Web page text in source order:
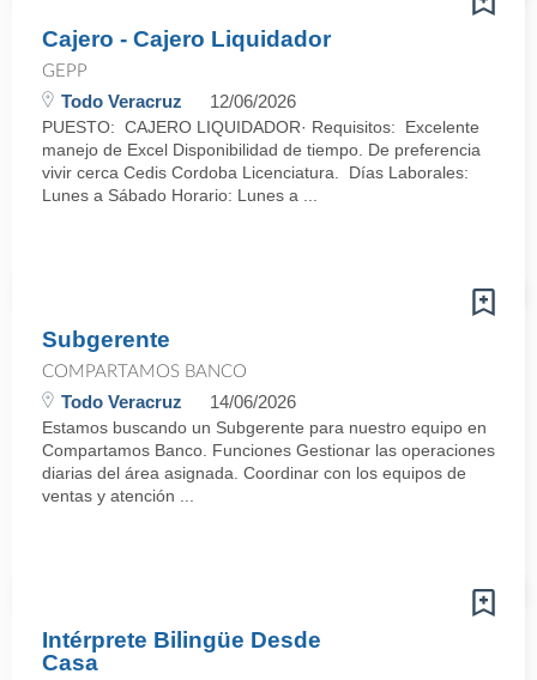
Cajero - Cajero Liquidador
GEPP
Todo Veracruz 12/06/2026
PUESTO: CAJERO LIQUIDADOR· Requisitos: Excelente
manejo de Excel Disponibilidad de tiempo. De preferencia
vivir cerca Cedis Cordoba Licenciatura. Días Laborales:
Lunes a Sábado Horario: Lunes a ...
Subgerente
COMPARTAMOS BANCO
Todo Veracruz 14/06/2026
Estamos buscando un Subgerente para nuestro equipo en
Compartamos Banco. Funciones Gestionar las operaciones
diarias del área asignada. Coordinar con los equipos de
ventas y atención ...
Intérprete Bilingüe Desde
Casa